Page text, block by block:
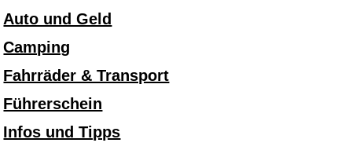
Auto und Geld
Camping
Fahrräder & Transport
Führerschein
Infos und Tipps